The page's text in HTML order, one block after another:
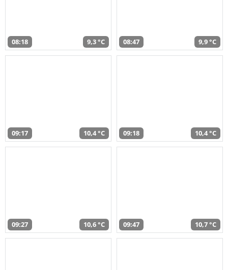
08:18 9,3 °C 08:47 9,9 °C
09:17 10,4 °C 09:18 10,4 °C
09:27 10,6 °C 09:47 10,7 °C